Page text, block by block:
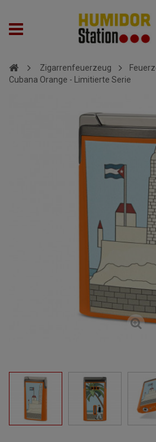
Zigarrenfeuerzeug
Cubana Orange - Limitierte Serie